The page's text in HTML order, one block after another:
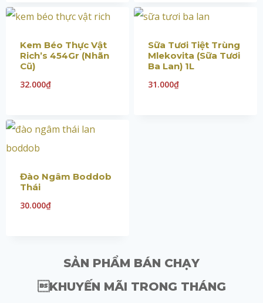
Kem Béo Thực Vật
Rich’s 454Gr (Nhãn
Cũ)
32.000₫
Sữa Tươi Tiệt Trùng
Mlekovita (Sữa Tươi
Ba Lan) 1L
31.000₫
Đào Ngâm Boddob
Thái
30.000₫
SẢN PHẨM BÁN CHẠY
KHUYẾN MÃI TRONG THÁNG